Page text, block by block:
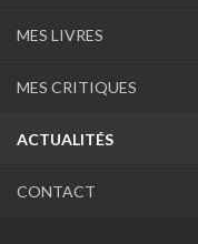
MES LIVRES
MES CRITIQUES
ACTUALITÉS
CONTACT